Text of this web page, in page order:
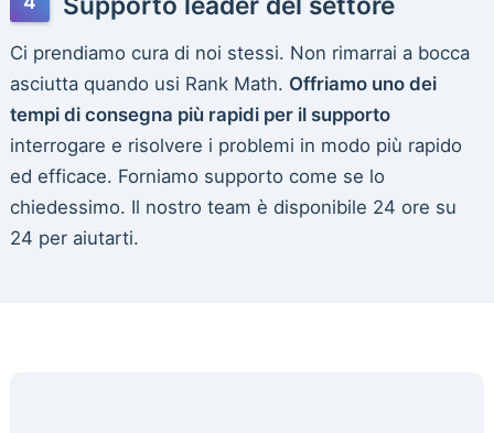
Ci prendiamo cura di noi stessi. Non rimarrai a bocca
asciutta quando usi Rank Math. Offriamo uno dei
tempi di consegna più rapidi per il supporto
interrogare e risolvere i problemi in modo più rapido
ed efficace. Forniamo supporto come se lo
chiedessimo. Il nostro team è disponibile 24 ore su
24 per aiutarti.